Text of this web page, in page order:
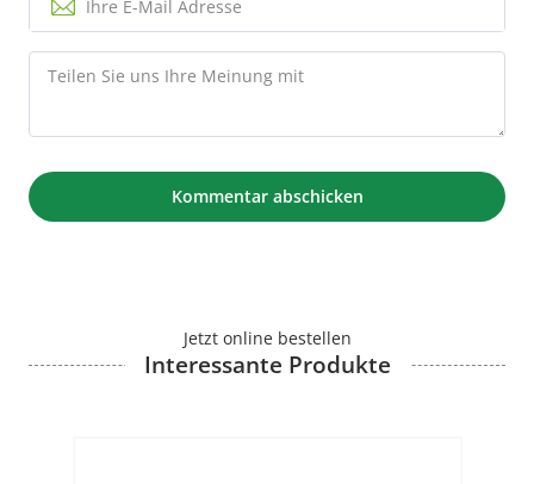
Jetzt online bestellen
Interessante Produkte